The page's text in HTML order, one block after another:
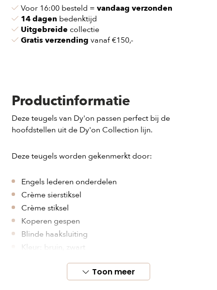
Voor 16:00 besteld = vandaag verzonden
14 dagen bedenktijd
Uitgebreide collectie
Gratis verzending vanaf €150,-
Productinformatie
Deze teugels van Dy'on passen perfect bij de
hoofdstellen uit de Dy'on Collection lijn.
Deze teugels worden gekenmerkt door:
Engels lederen onderdelen
Crème sierstiksel
Crème stiksel
Koperen gespen
Blinde haaksluiting
Kleur: bruin, zwart
Maat: pony, cob, full
Toon meer